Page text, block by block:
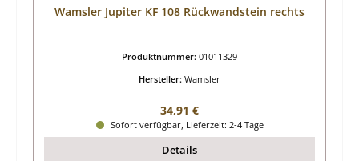
Wamsler Jupiter KF 108 Rückwandstein rechts
Produktnummer: 01011329
Hersteller: Wamsler
Regulärer Preis:
34,91 €
Sofort verfügbar, Lieferzeit: 2-4 Tage
Details